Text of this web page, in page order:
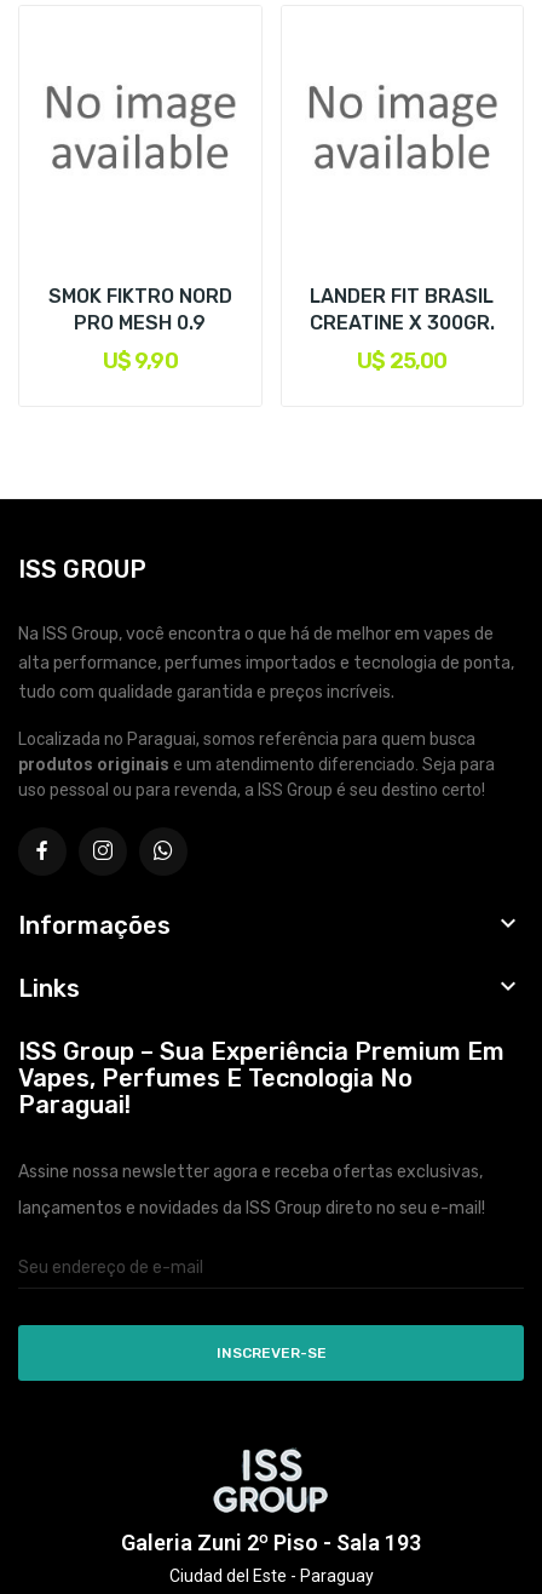
SMOK FIKTRO NORD
PRO MESH 0.9
U$ 9,90
LANDER FIT BRASIL
CREATINE X 300GR.
U$ 25,00
ISS GROUP
Na ISS Group, você encontra o que há de melhor em vapes de
alta performance, perfumes importados e tecnologia de ponta,
tudo com qualidade garantida e preços incríveis.
Localizada no Paraguai, somos referência para quem busca
produtos originais e um atendimento diferenciado. Seja para
uso pessoal ou para revenda, a ISS Group é seu destino certo!
Informações 
Links 
ISS Group – Sua Experiência Premium Em
Vapes, Perfumes E Tecnologia No
Paraguai!
Assine nossa newsletter agora e receba ofertas exclusivas,
lançamentos e novidades da ISS Group direto no seu e-mail!
INSCREVER-SE
Galeria Zuni 2º Piso - Sala 193
Ciudad del Este - Paraguay